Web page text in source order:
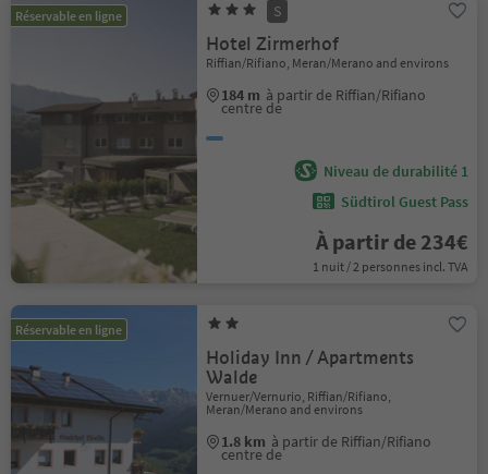
Réservable en ligne S
Hotel Zirmerhof
Riffian/Rifiano, Meran/Merano and environs
184 m à partir de Riffian/Rifiano
centre de
Niveau de durabilité 1
Südtirol Guest Pass
À partir de 234€
1 nuit / 2 personnes incl. TVA
Réservable en ligne
Holiday Inn / Apartments
Walde
Vernuer/Vernurio, Riffian/Rifiano,
Meran/Merano and environs
1.8 km à partir de Riffian/Rifiano
centre de